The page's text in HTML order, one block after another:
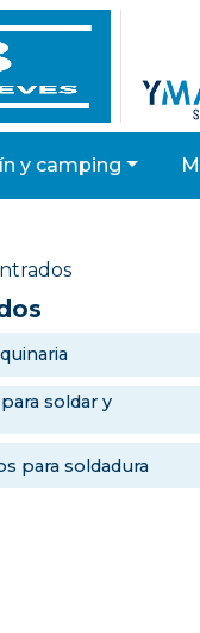
y camping
para soldadura